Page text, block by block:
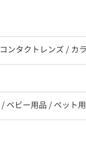
ンタクトレンズ / カ
ベビー用品 / ペット